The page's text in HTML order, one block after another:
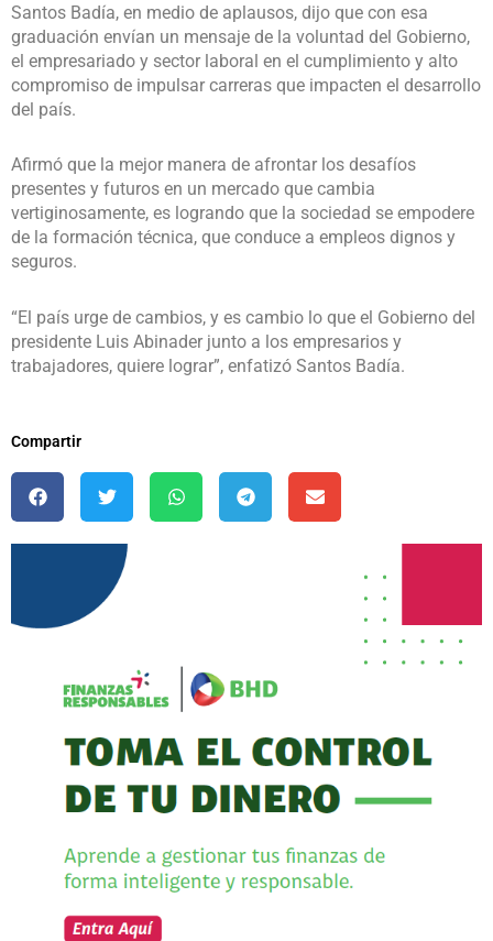
Santos Badía, en medio de aplausos, dijo que con esa
graduación envían un mensaje de la voluntad del Gobierno,
el empresariado y sector laboral en el cumplimiento y alto
compromiso de impulsar carreras que impacten el desarrollo
del país.
Afirmó que la mejor manera de afrontar los desafíos
presentes y futuros en un mercado que cambia
vertiginosamente, es logrando que la sociedad se empodere
de la formación técnica, que conduce a empleos dignos y
seguros.
“El país urge de cambios, y es cambio lo que el Gobierno del
presidente Luis Abinader junto a los empresarios y
trabajadores, quiere lograr”, enfatizó Santos Badía.
Compartir